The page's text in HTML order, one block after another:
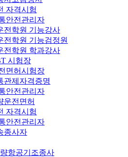
자격시험
안전관리자
전학원 기능강사
전학원 기능검정원
전학원 학과강사
시험장
면허시험장
관제자격증명
안전관리자
운전면허
자격시험
안전관리자
종사자
항공기조종사